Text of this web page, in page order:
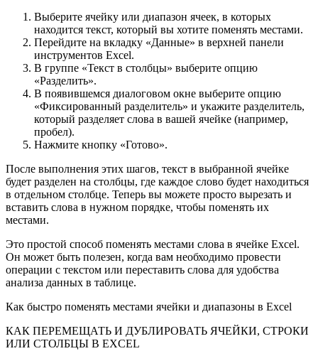
Выберите ячейку или диапазон ячеек, в которых
находится текст, который вы хотите поменять местами.
Перейдите на вкладку «Данные» в верхней панели
инструментов Excel.
В группе «Текст в столбцы» выберите опцию
«Разделить».
В появившемся диалоговом окне выберите опцию
«Фиксированный разделитель» и укажите разделитель,
который разделяет слова в вашей ячейке (например,
пробел).
Нажмите кнопку «Готово».
После выполнения этих шагов, текст в выбранной ячейке
будет разделен на столбцы, где каждое слово будет находиться
в отдельном столбце. Теперь вы можете просто вырезать и
вставить слова в нужном порядке, чтобы поменять их
местами.
Это простой способ поменять местами слова в ячейке Excel.
Он может быть полезен, когда вам необходимо провести
операции с текстом или переставить слова для удобства
анализа данных в таблице.
Как быстро поменять местами ячейки и диапазоны в Excel
КАК ПЕРЕМЕЩАТЬ И ДУБЛИРОВАТЬ ЯЧЕЙКИ, СТРОКИ
ИЛИ СТОЛБЦЫ В EXCEL